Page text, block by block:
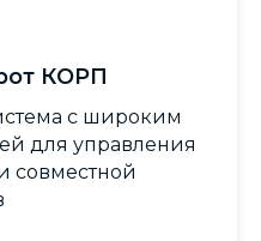
КОРП
с широким
для управления
совместной